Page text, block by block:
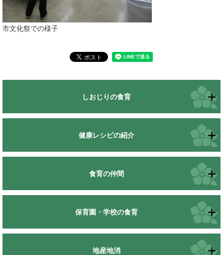
市文化祭での様子
しおじりの食育
健康レシピの紹介
食育の仲間
保育園・学校の食育
地産地消